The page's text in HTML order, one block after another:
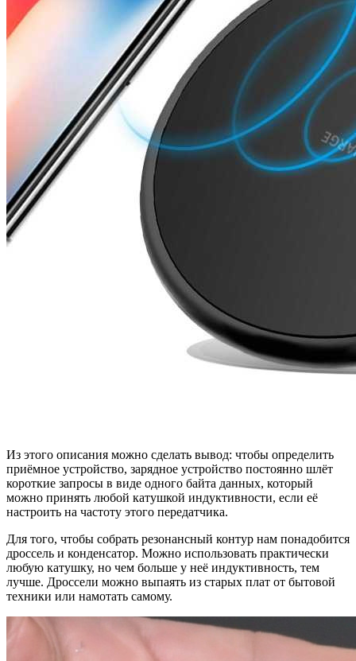
Из этого описания можно сделать вывод: чтобы определить
приёмное устройство, зарядное устройство постоянно шлёт
короткие запросы в виде одного байта данных, который
можно принять любой катушкой индуктивности, если её
настроить на частоту этого передатчика.
Для того, чтобы собрать резонансный контур нам понадобится
дроссель и конденсатор. Можно использовать практически
любую катушку, но чем больше у неё индуктивность, тем
лучше. Дроссели можно выпаять из старых плат от бытовой
техники или намотать самому.